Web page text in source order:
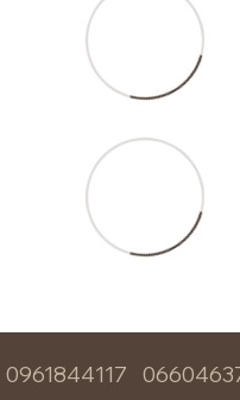
0961844117